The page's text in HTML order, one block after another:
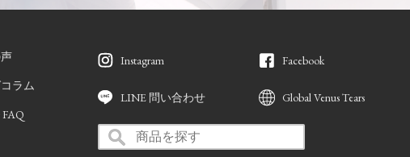
ラム
Instagram
LINE 問い合わせ
Facebook
Global Venus Tears